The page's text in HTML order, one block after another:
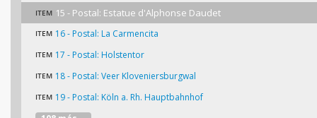
ITEM 15 - Postal: Estatue d'Alphonse Daudet
ITEM 16 - Postal: La Carmencita
ITEM 17 - Postal: Holstentor
ITEM 18 - Postal: Veer Kloveniersburgwal
ITEM 19 - Postal: Köln a. Rh. Hauptbahnhof